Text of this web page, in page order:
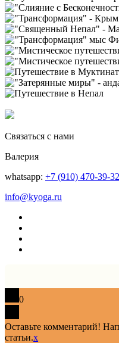
Связаться с нами
Валерия
whatsapp: +7 (910) 470-39-32
info@kyoga.ru
0
Оставьте комментарий!
статьи.x